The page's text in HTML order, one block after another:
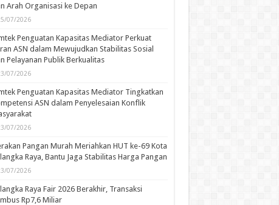
Arah Organisasi ke Depan
07/2026
Penguatan Kapasitas Mediator Perkuat
ASN dalam Mewujudkan Stabilitas Sosial
Pelayanan Publik Berkualitas
07/2026
Penguatan Kapasitas Mediator Tingkatkan
ASN dalam Penyelesaian Konflik
07/2026
Pangan Murah Meriahkan HUT ke-69 Kota
Raya, Bantu Jaga Stabilitas Harga Pangan
07/2026
Raya Fair 2026 Berakhir, Transaksi
Rp7,6 Miliar